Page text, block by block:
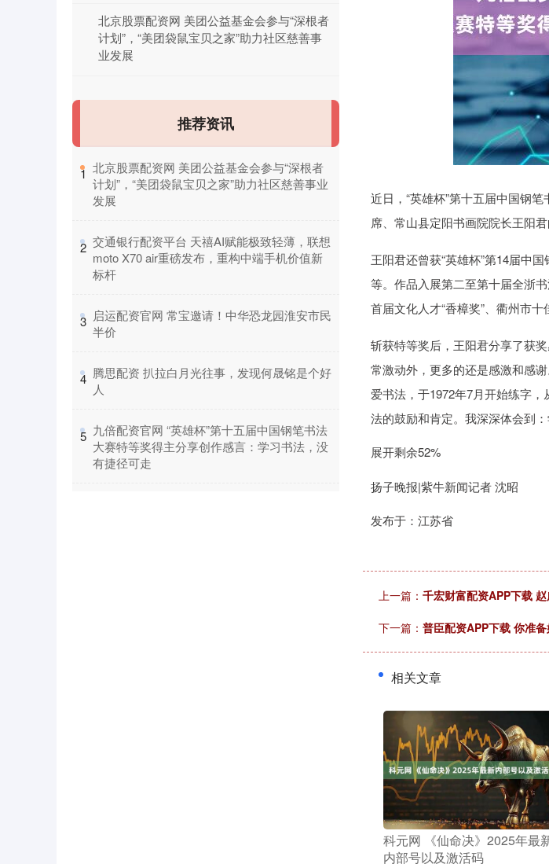
近日，“英雄杯”第十五届中国钢
席、常山县定阳书画院院长王阳
王阳君还曾获“英雄杯”第14届中
等。作品入展第二至第十届全浙
首届文化人才“香樟奖”、衢州市
斩获特等奖后，王阳君分享了获
常激动外，更多的还是感激和感
爱书法，于1972年7月开始练字
法的鼓励和肯定。我深深体会到
展开剩余52%
扬子晚报|紫牛新闻记者 沈昭
发布于：江苏省
上一篇： 千宏财富配资APP下载
下一篇： 普臣配资APP下载 你准
相关文章
科元网 《仙命决》2025年最
内部号以及激活码
北京股票配资网 美团公益基金会参与“深根者
计划”，“美团袋鼠宝贝之家”助力社区慈善事
业发展
推荐资讯
1 ​北京股票配资网 美团公益基金会参与“深根者
计划”，“美团袋鼠宝贝之家”助力社区慈善事业
发展
2 ​交通银行配资平台 天禧AI赋能极致轻薄，联想
moto X70 air重磅发布，重构中端手机价值新
标杆
3 ​启运配资官网 常宝邀请！中华恐龙园淮安市民
半价
4 ​腾思配资 扒拉白月光往事，发现何晟铭是个好
人
5 ​九倍配资官网 “英雄杯”第十五届中国钢笔书法
大赛特等奖得主分享创作感言：学习书法，没
有捷径可走